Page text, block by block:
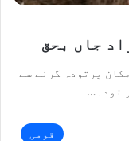
پرتودہ گرنے سے
قومی